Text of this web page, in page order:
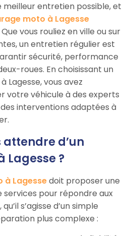
entretien possible, et
moto à Lagesse
vous rouliez en ville ou sur
un entretien régulier est
sécurité, performance
roues. En choisissant un
Lagesse, vous avez
votre véhicule à des experts
interventions adaptées à
attendre d’un
Lagesse ?
à Lagessedoit proposer une
pour répondre aux
s’agisse d’un simple
plus complexe :